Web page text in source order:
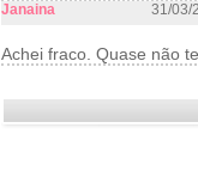
Janaina 31/03/
Achei fraco. Quase não